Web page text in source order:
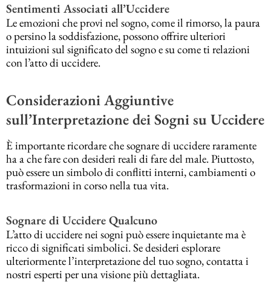
Sentimenti Associati all’Uccidere
Le emozioni che provi nel sogno, come il rimorso, la paura
o persino la soddisfazione, possono offrire ulteriori
intuizioni sul significato del sogno e su come ti relazioni
con l’atto di uccidere.
Considerazioni Aggiuntive
sull’Interpretazione dei Sogni su Uccidere
È importante ricordare che sognare di uccidere raramente
ha a che fare con desideri reali di fare del male. Piuttosto,
può essere un simbolo di conflitti interni, cambiamenti o
trasformazioni in corso nella tua vita.
Sognare di Uccidere Qualcuno
L’atto di uccidere nei sogni può essere inquietante ma è
ricco di significati simbolici. Se desideri esplorare
ulteriormente l’interpretazione del tuo sogno, contatta i
nostri esperti per una visione più dettagliata.